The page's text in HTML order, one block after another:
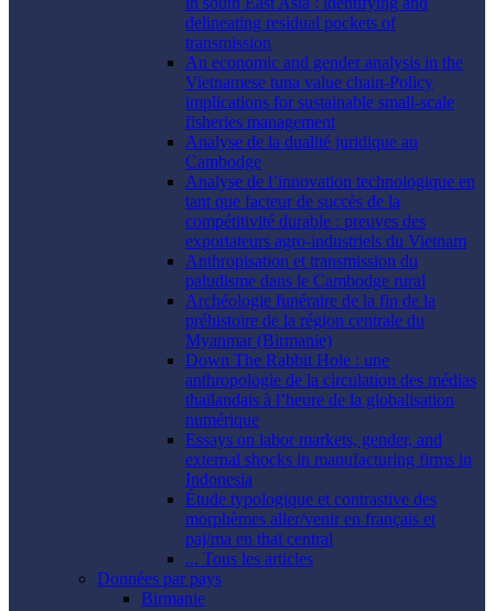
delineating residual pockets of
transmission
An economic and gender analysis in the
Vietnamese tuna value chain-Policy
implications for sustainable small-scale
fisheries management
Analyse de la dualité juridique au
Cambodge
Analyse de l’innovation technologique en
tant que facteur de succès de la
compétitivité durable : preuves des
exportateurs agro-industriels du Vietnam
Anthropisation et transmission du
paludisme dans le Cambodge rural
Archéologie funéraire de la fin de la
préhistoire de la région centrale du
Myanmar (Birmanie)
Down The Rabbit Hole : une
anthropologie de la circulation des médias
thaïlandais à l’heure de la globalisation
numérique
Essays on labor markets, gender, and
external shocks in manufacturing firms in
Indonesia
Étude typologique et contrastive des
morphèmes aller/venir en français et
paj/ma en thaï central
... Tous les articles
Données par pays
Birmanie